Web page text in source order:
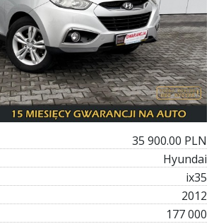
35 900.00 PLN
Hyundai
ix35
2012
177 000